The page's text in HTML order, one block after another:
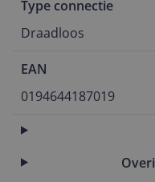
Type connectie
Draadloos
EAN
0194644187019